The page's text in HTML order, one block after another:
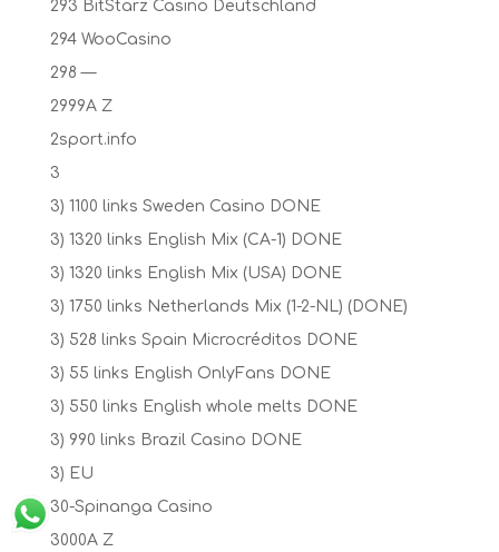
293 BitStarz Casino Deutschland
294 WooCasino
298 —
2999A Z
2sport.info
3
3) 1100 links Sweden Casino DONE
3) 1320 links English Mix (CA-1) DONE
3) 1320 links English Mix (USA) DONE
3) 1750 links Netherlands Mix (1-2-NL) (DONE)
3) 528 links Spain Microcréditos DONE
3) 55 links English OnlyFans DONE
3) 550 links English whole melts DONE
3) 990 links Brazil Casino DONE
3) EU
30-Spinanga Casino
3000A Z